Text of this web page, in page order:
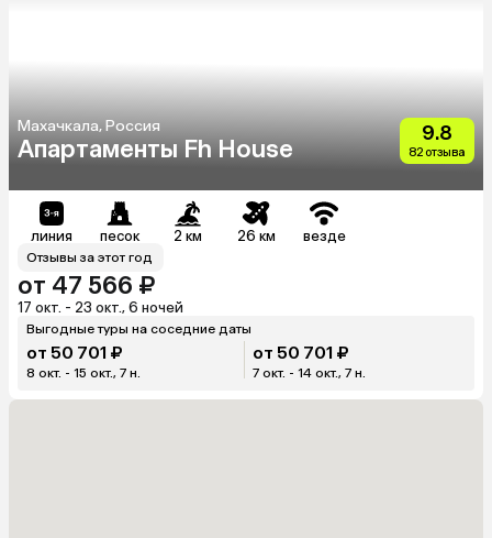
Махачкала, Россия
Апартаменты Fh House
9.8
82 отзыва
линия песок 2 км 26 км везде
Отзывы за этот год
от 47 566 ₽
17 окт. - 23 окт., 6 ночей
Выгодные туры на соседние даты
от 50 701 ₽
8 окт. - 15 окт., 7 н.
от 50 701 ₽
7 окт. - 14 окт., 7 н.